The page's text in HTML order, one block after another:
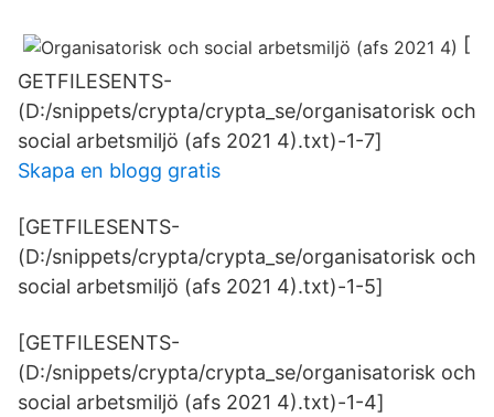
[
GETFILESENTS-
(D:/snippets/crypta/crypta_se/organisatorisk och
social arbetsmiljö (afs 2021 4).txt)-1-7]
Skapa en blogg gratis
[GETFILESENTS-
(D:/snippets/crypta/crypta_se/organisatorisk och
social arbetsmiljö (afs 2021 4).txt)-1-5]
[GETFILESENTS-
(D:/snippets/crypta/crypta_se/organisatorisk och
social arbetsmiljö (afs 2021 4).txt)-1-4]